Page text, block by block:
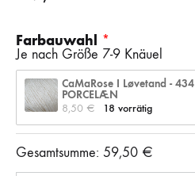
Farbauwahl
Je nach Größe 7-9 Knäuel
CaMaRose I Løvetand - 434
PORCELÆN
8,50 € 18 vorrätig
Gesamtsumme: 59,50 €